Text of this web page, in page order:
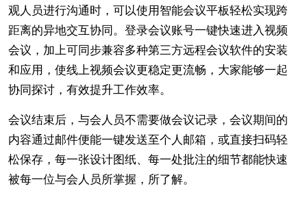
观人员进行沟通时，可以使用智能会议平板轻松实现跨
距离的异地交互协同。登录会议账号一键快速进入视频
会议，加上可同步兼容多种第三方远程会议软件的安装
和应用，使线上视频会议更稳定更流畅，大家能够一起
协同探讨，有效提升工作效率。
会议结束后，与会人员不需要做会议记录，会议期间的
内容通过邮件便能一键发送至个人邮箱，或直接扫码轻
松保存，每一张设计图纸、每一处批注的细节都能快速
被每一位与会人员所掌握，所了解。